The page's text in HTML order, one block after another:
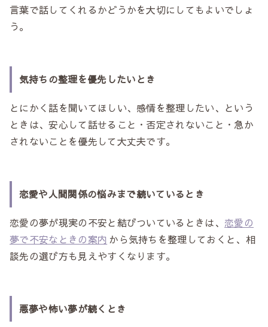
言葉で話してくれるかどうかを大切にしてもよいでしょ
う。
気持ちの整理を優先したいとき
とにかく話を聞いてほしい、感情を整理したい、という
ときは、安心して話せること・否定されないこと・急か
されないことを優先して大丈夫です。
恋愛や人間関係の悩みまで続いているとき
恋愛の夢が現実の不安と結びついているときは、 恋愛の
夢で不安なときの案内 から気持ちを整理しておくと、相
談先の選び方も見えやすくなります。
悪夢や怖い夢が続くとき